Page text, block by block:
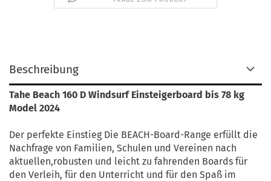
Beschreibung
Tahe Beach 160 D Windsurf Einsteigerboard bis 78 kg
Model 2024
Der perfekte Einstieg Die BEACH-Board-Range erfüllt die
Nachfrage von Familien, Schulen und Vereinen nach
aktuellen,robusten und leicht zu fahrenden Boards für
den Verleih, für den Unterricht und für den Spaß im